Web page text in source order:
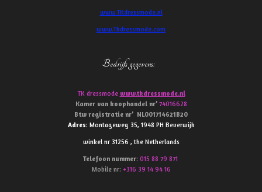
www.TKdressmode.nl
www.Tkdressmode.com
Bedrijfs gegevens:
TK dressmode www.tkdressmode.nl
Kamer van koophandel nr’ 74016628
Btw registratie nr’ NL001714621B20
Adres: Montageweg 35, 1948 PH Beverwijk
winkel nr 31256 , the Netherlands
Telefoon nummer: 015 88 79 871
Mobile nr: +316 39 14 94 16